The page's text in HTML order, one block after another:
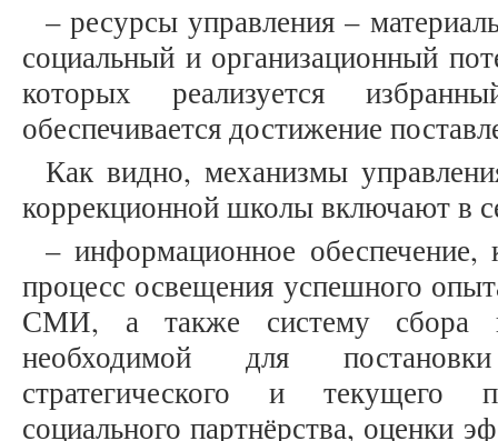
– ресурсы управления –
социальный и организационный
которых реализуется
обеспечивается достижение
Как видно, механизмы
коррекционной школы включают в
– информационное обеспечение,
процесс освещения успешного
СМИ, а также систему сбора
необходимой для
стратегического и текущего
социального партнёрства, оценки